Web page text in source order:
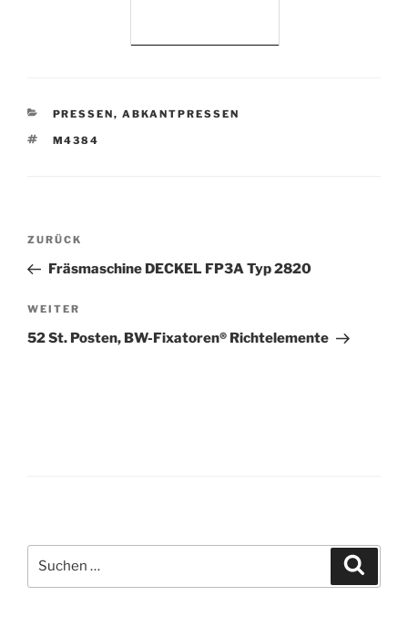
KATEGORIEN
PRESSEN, ABKANTPRESSEN
SCHLAGWÖRTER
M4384
Beitrags-
Vorheriger
Beitrag
ZURÜCK
Fräsmaschine DECKEL FP3A Typ 2820
Nächster
Beitrag
WEITER
52 St. Posten, BW-Fixatoren® Richtelemente
nach: